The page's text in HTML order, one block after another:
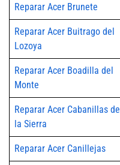
Reparar Acer Brunete
Reparar Acer Buitrago del
Lozoya
Reparar Acer Boadilla del
Monte
Reparar Acer Cabanillas de
la Sierra
Reparar Acer Canillejas